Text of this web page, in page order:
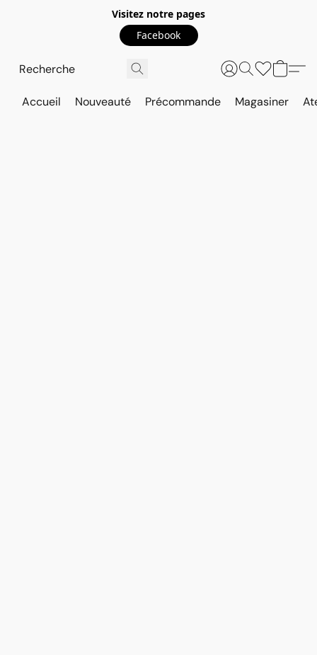
Visitez notre pages
Facebook
Accueil Nouveauté Précommande Magasiner